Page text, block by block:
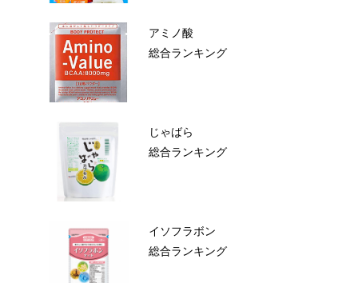
アミノ酸
総合ランキング
じゃばら
総合ランキング
イソフラボン
総合ランキング